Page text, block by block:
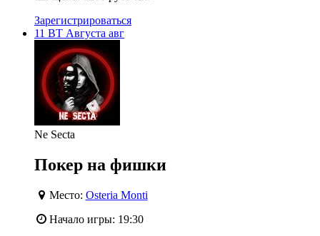
Зарегистрироваться
11 ВТ Августа авг
Ne Secta
Покер на фишки
Место: Osteria Monti
Начало игры: 19:30